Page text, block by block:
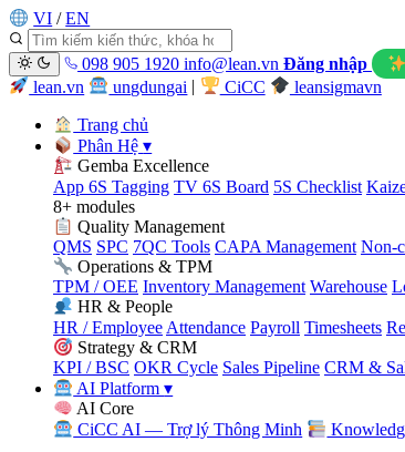
VI / EN
098 905 1920 info@lean.vn Đăng nhập
lean.vn
ungdungai CiCC leansigmavn
Trang chủ
Phân Hệ▾
Gemba Excellence
App 6S Tagging TV 6S Board 5S Checklist
8+ modules
Quality Management
QMS SPC 7QC Tools CAPA Management Non-
Operations & TPM
TPM / OEE Inventory Management Warehouse
HR & People
HR / Employee Attendance Payroll Timesheets
Strategy & CRM
KPI / BSC OKR Cycle Sales Pipeline CRM &
AI Platform▾
AI Core
CiCC AI — Trợ lý Thông Minh